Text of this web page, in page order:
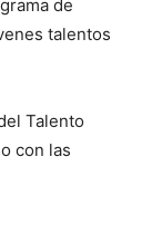
de
talentos
Talento
con las